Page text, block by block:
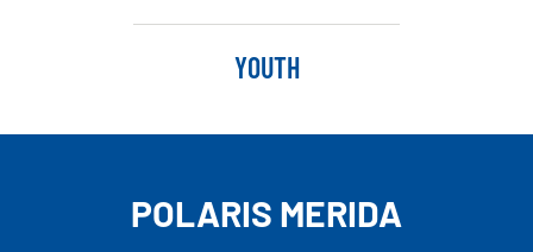
YOUTH
POLARIS MERIDA